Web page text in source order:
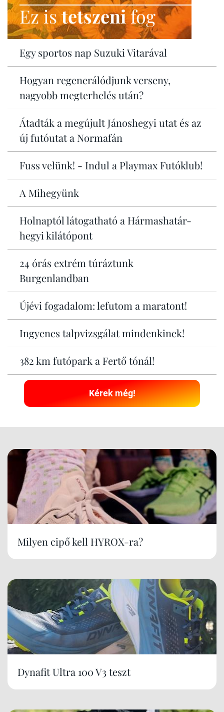
Ez istetszenifog
Egy sportos nap Suzuki Vitarával
Hogyan regenerálódjunk verseny,
nagyobb megterhelés után?
Átadták a megújult Jánoshegyi utat és az
új futóutat a Normafán
Fuss velünk! - Indul a Playmax Futóklub!
A Mihegyünk
Holnaptól látogatható a Hármashatár-
hegyi kilátópont
24 órás extrém túráztunk
Burgenlandban
Újévi fogadalom: lefutom a maratont!
Ingyenes talpvizsgálat mindenkinek!
382 km futópark a Fertő tónál!
Kérek még!
Milyen cipő kell HYROX-ra?
Dynafit Ultra 100 V3 teszt